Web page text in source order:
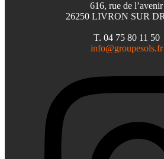
616, rue de l’avenir
26250 LIVRON SUR
T. 04 75 80 11 50
info@groupesols.fr